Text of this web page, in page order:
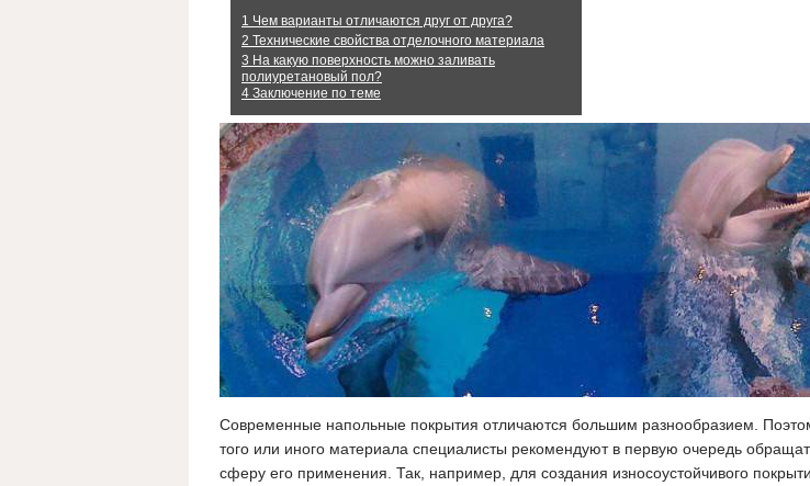
1 Чем варианты отличаются друг от друга?
2 Технические свойства отделочного материала
3 На какую поверхность можно заливать
полиуретановый пол?
4 Заключение по теме
Современные напольные покрытия отличаются большим разнообразием.
того или иного материала специалисты рекомендуют в первую очередь
сферу его применения. Так, например, для создания износоустойчивого